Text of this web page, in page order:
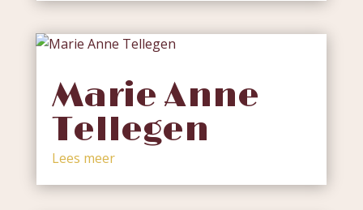
Marie Anne
Tellegen
Lees meer